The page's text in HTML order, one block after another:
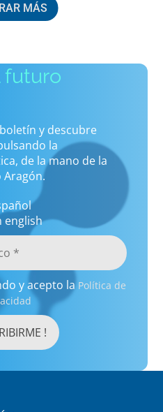
MÁS
futuro
y descubre
la
de la mano de la
Aragón.
english
y acepto la Política de